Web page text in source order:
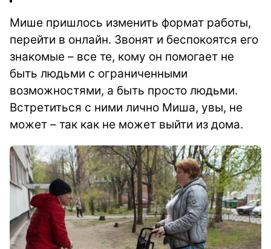
Мише пришлось изменить формат работы,
перейти в онлайн. Звонят и беспокоятся его
знакомые – все те, кому он помогает не
быть людьми с ограниченными
возможностями, а быть просто людьми.
Встретиться с ними лично Миша, увы, не
может – так как не может выйти из дома.